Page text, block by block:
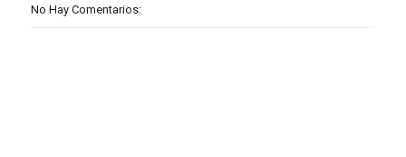
No Hay Comentarios: